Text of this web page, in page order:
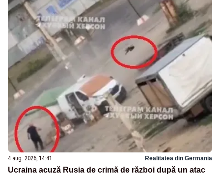
4 aug. 2026, 14:41 Realitatea din Germania
Ucraina acuză Rusia de crimă de război după un atac